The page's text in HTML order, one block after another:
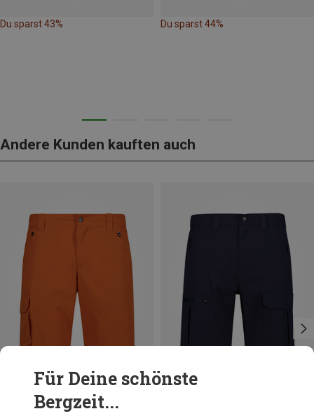
Du sparst 43% Du sparst 44%
Andere Kunden kauften auch
+6
3XL
Für Deine schönste
Bergzeit...